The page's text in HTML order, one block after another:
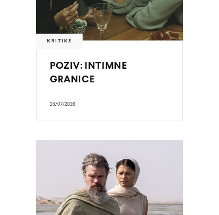
KRITIKE
POZIV: INTIMNE
GRANICE
23/07/2026